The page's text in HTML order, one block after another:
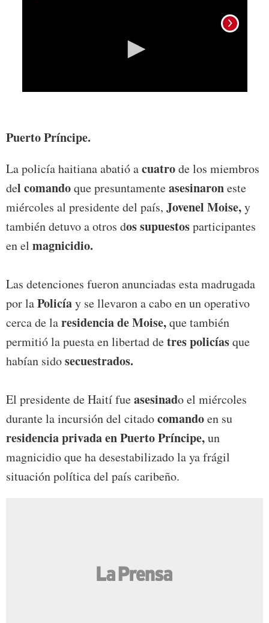
Puerto Príncipe.
La policía haitiana abatió acuatrode los miembros
del comandoque presuntamenteasesinaroneste
miércoles al presidente del país, Jovenel Moise,y
también detuvo a otros dos supuestosparticipantes
en el magnicidio.
Las detenciones fueron anunciadas esta madrugada
por laPolicíay se llevaron a cabo en un operativo
cerca de laresidencia de Moise,que también
permitió la puesta en libertad detres policíasque
habían sidosecuestrados.
El presidente de Haití fueasesinado el miércoles
durante la incursión del citadocomandoen su
residencia privada en Puerto Príncipe,un
magnicidio que ha desestabilizado la ya frágil
situación política del país caribeño.